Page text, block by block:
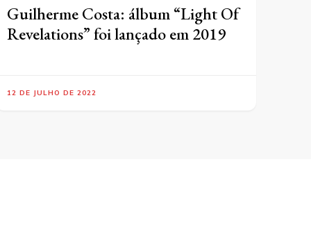
Guilherme Costa: álbum “Light Of
Revelations” foi lançado em 2019
12 DE JULHO DE 2022